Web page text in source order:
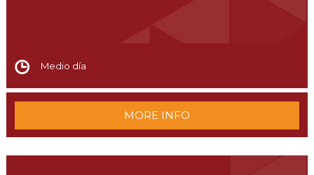
Medio día
MORE INFO